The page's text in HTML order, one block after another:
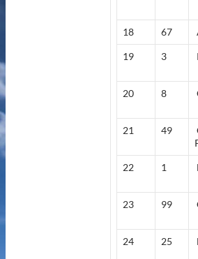
18 67
19 3
20 8
21 49
22 1
23 99
24 25